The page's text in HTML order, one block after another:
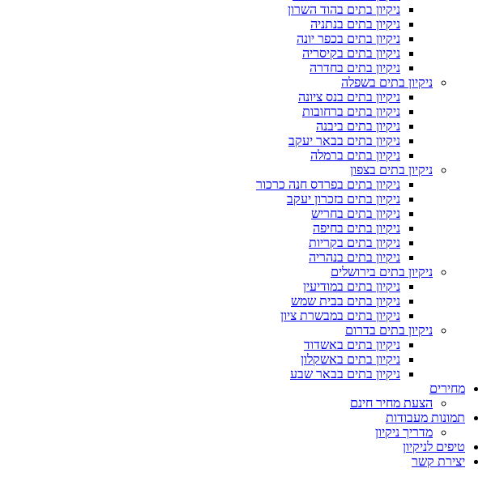
ניקיון בתים בהוד השרון
ניקיון בתים בנתניה
ניקיון בתים בכפר יונה
ניקיון בתים בקיסריה
ניקיון בתים בחדרה
ניקיון בתים בשפלה
ניקיון בתים בנס ציונה
ניקיון בתים ברחובות
ניקיון בתים ביבנה
ניקיון בתים בבאר יעקב
ניקיון בתים ברמלה
ניקיון בתים בצפון
ניקיון בתים בפרדס חנה כרכור
ניקיון בתים בזכרון יעקב
ניקיון בתים בחריש
ניקיון בתים בחיפה
ניקיון בתים בקריות
ניקיון בתים בנהריה
ניקיון בתים בירושלים
ניקיון בתים במודיעין
ניקיון בתים בבית שמש
ניקיון בתים במבשרת ציון
ניקיון בתים בדרום
ניקיון בתים באשדוד
ניקיון בתים באשקלון
ניקיון בתים בבאר שבע
מחירים
הצעת מחיר חינם
תמונות מעבודות
מדריך ניקיון
טיפים לניקיון
יצירת קשר